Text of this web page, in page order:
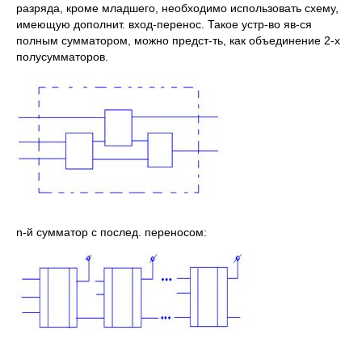
разряда, кроме младшего, необходимо использовать схему,
имеющую дополнит. вход-перенос. Такое устр-во яв-ся
полным сумматором, можно предст-ть, как объединение 2-х
полусумматоров.
n-й сумматор с послед. переносом: